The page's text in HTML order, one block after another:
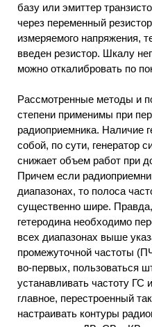
базу или эмиттер
через переменный
измеряемого напряжения,
введен резистор. Шкалу
можно откалибровать по
Рассмотренные методы и
степени применимы при
радиоприемника. Наличие
собой, по сути, генератор
снижает объем работ при
Причем если
диапазонах, то полоса
существенно шире.
гетеродина необходимо
всех диапазонах выше
промежуточной частоты
во-первых, пользоваться
устанавливать частоту ГС
главное, перестроенный
настраивать контуры